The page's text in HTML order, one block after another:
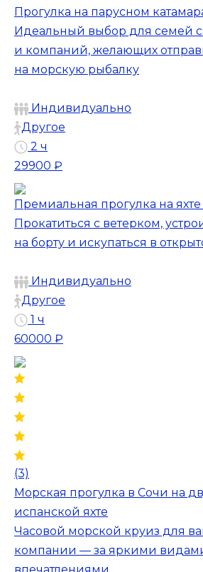
Прогулка на парусном
Идеальный выбор для семей
и компаний, желающих
на морскую рыбалку
Индивидуально
Другое
2 ч
29900 ₽
Премиальная прогулка на
Прокатиться с ветерком,
на борту и искупаться в
Индивидуально
Другое
1 ч
60000 ₽
(3)
Морская прогулка в Сочи на
испанской яхте
Часовой морской круиз для
компании — за яркими